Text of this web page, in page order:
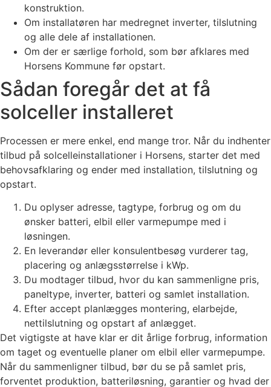
konstruktion.
Om installatøren har medregnet inverter, tilslutning
og alle dele af installationen.
Om der er særlige forhold, som bør afklares med
Horsens Kommune før opstart.
Sådan foregår det at få
solceller installeret
Processen er mere enkel, end mange tror. Når du indhenter
tilbud på solcelleinstallationer i Horsens, starter det med
behovsafklaring og ender med installation, tilslutning og
opstart.
Du oplyser adresse, tagtype, forbrug og om du
ønsker batteri, elbil eller varmepumpe med i
løsningen.
En leverandør eller konsulentbesøg vurderer tag,
placering og anlægsstørrelse i kWp.
Du modtager tilbud, hvor du kan sammenligne pris,
paneltype, inverter, batteri og samlet installation.
Efter accept planlægges montering, elarbejde,
nettilslutning og opstart af anlægget.
Det vigtigste at have klar er dit årlige forbrug, information
om taget og eventuelle planer om elbil eller varmepumpe.
Når du sammenligner tilbud, bør du se på samlet pris,
forventet produktion, batteriløsning, garantier og hvad der